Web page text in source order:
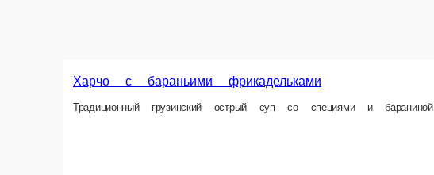
Харчо с бараньими фрикадельками
Традиционный грузинский острый суп со специями и бараниной